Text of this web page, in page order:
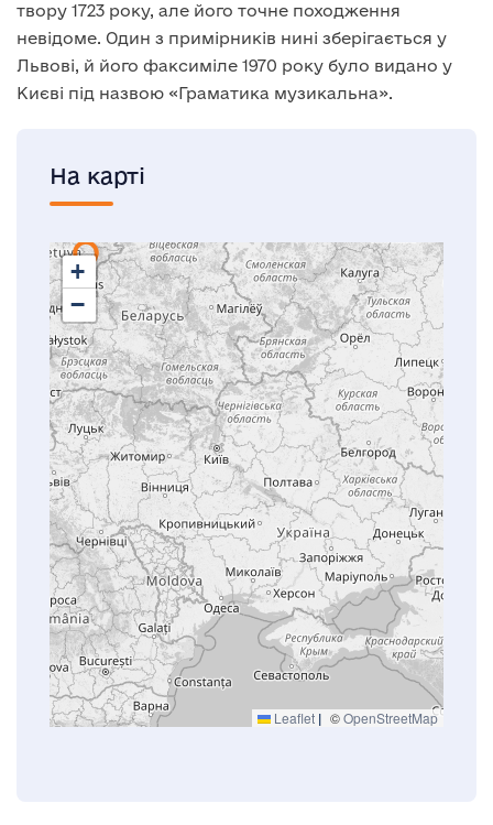
твору 1723 року, але його точне походження
невідоме. Один з примірників нині зберігається у
Львові, й його факсиміле 1970 року було видано у
Києві під назвою «Граматика музикальна».
На карті
+
−
Leaflet | ©OpenStreetMap